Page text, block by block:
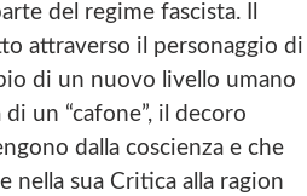
del regime fascista. Il
attraverso il personaggio di
di un nuovo livello umano
un “cafone”, il decoro
dalla coscienza e che
nella sua Critica alla ragion